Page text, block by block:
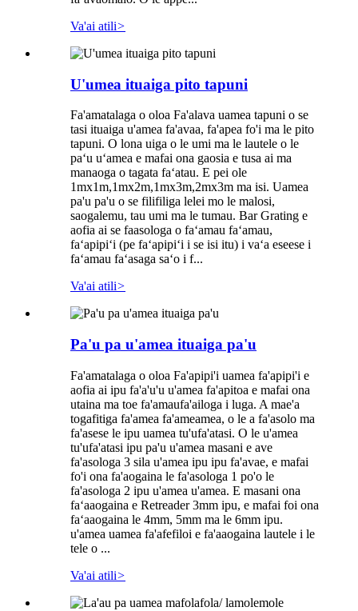
Va'ai atili>
U'umea ituaiga pito tapuni
Fa'amatalaga o oloa Fa'alava uamea tapuni o se
tasi ituaiga u'amea fa'avaa, fa'apea fo'i ma le pito
tapuni. O lona uiga o le umi ma le lautele o le
paʻu uʻamea e mafai ona gaosia e tusa ai ma
manaoga o tagata faʻatau. E pei ole
1mx1m,1mx2m,1mx3m,2mx3m ma isi. Uamea
pa'u pa'u o se filifiliga lelei mo le malosi,
saogalemu, tau umi ma le tumau. Bar Grating e
aofia ai se faasologa o faʻamau faʻamau,
faʻapipiʻi (pe faʻapipiʻi i se isi itu) i vaʻa eseese i
faʻamau faʻasaga saʻo i f...
Va'ai atili>
Pa'u pa u'amea ituaiga pa'u
Fa'amatalaga o oloa Fa'apipi'i uamea fa'apipi'i e
aofia ai ipu fa'a'u'u u'amea fa'apitoa e mafai ona
utaina ma toe fa'amaufa'ailoga i luga. A mae'a
togafitiga fa'amea fa'ameamea, o le a fa'asolo ma
fa'asese le ipu uamea tu'ufa'atasi. O le u'amea
tu'ufa'atasi ipu pa'u u'amea masani e ave
fa'asologa 3 sila u'amea ipu ipu fa'avae, e mafai
fo'i ona fa'aogaina le fa'asologa 1 po'o le
fa'asologa 2 ipu u'amea u'amea. E masani ona
faʻaaogaina e Retreader 3mm ipu, e mafai foi ona
faʻaaogaina le 4mm, 5mm ma le 6mm ipu.
u'amea uamea fa'afefiloi e fa'aaogaina lautele i le
tele o ...
Va'ai atili>